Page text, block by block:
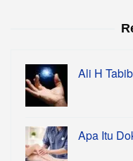
Ali H
Apa Itu